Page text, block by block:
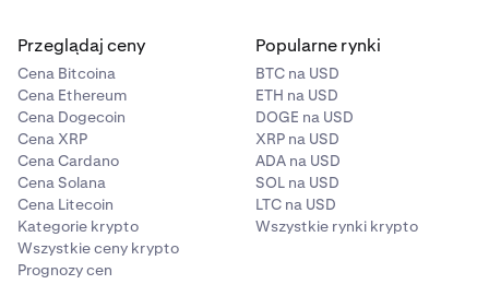
Przeglądaj ceny
Cena Bitcoina
Cena Ethereum
Cena Dogecoin
Cena XRP
Cena Cardano
Cena Solana
Cena Litecoin
Kategorie krypto
Wszystkie ceny krypto
Prognozy cen
Popularne rynki
BTC na USD
ETH na USD
DOGE na USD
XRP na USD
ADA na USD
SOL na USD
LTC na USD
Wszystkie rynki krypto